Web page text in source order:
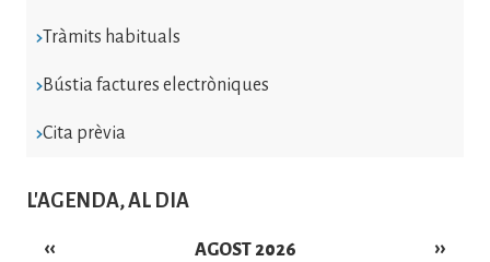
Tràmits habituals
Bústia factures electròniques
Cita prèvia
L'AGENDA, AL DIA
AGOST 2026
‹‹ ››